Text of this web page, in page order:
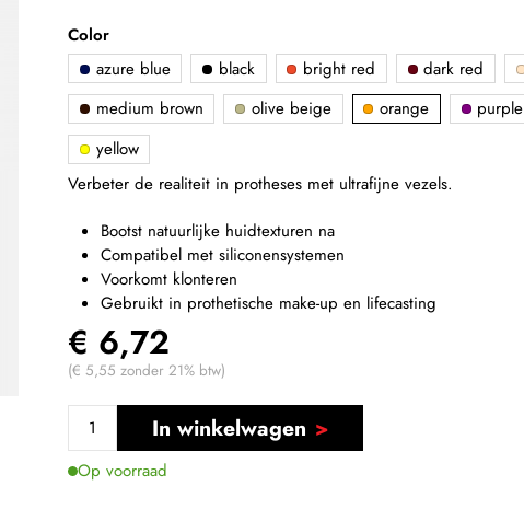
Color
azure blue
black bright red dark red
medium brown
olive beige orange purple
yellow
Verbeter de realiteit in protheses met ultrafijne vezels.
Bootst natuurlijke huidtexturen na
Compatibel met siliconensystemen
Voorkomt klonteren
Gebruikt in prothetische make-up en lifecasting
€ 6,72
(€ 5,55 zonder 21% btw)
In winkelwagen
Op voorraad